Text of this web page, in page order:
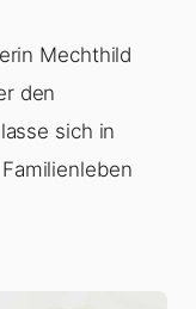
Mechthild
den
sich in